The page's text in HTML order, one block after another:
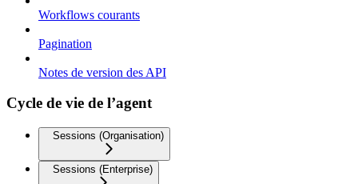
Workflows courants
Pagination
Notes de version des API
Cycle de vie de l’agent
Sessions (Organisation)
Sessions (Enterprise)